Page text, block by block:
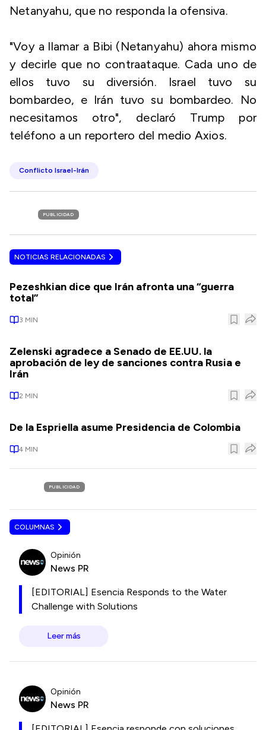
Netanyahu, que no responda la ofensiva.
"Voy a llamar a Bibi (Netanyahu) ahora mismo
y decirle que no contraataque. Cada uno de
ellos tuvo su diversión. Israel tuvo su
bombardeo, e Irán tuvo su bombardeo. No
necesitamos otro", declaró Trump por
teléfono a un reportero del medio Axios.
Conflicto Israel-Irán
PUBLICIDAD
NOTICIAS RELACIONADAS
Pezeshkian dice que Irán afronta una “guerra
total”
3 MIN
Zelenski agradece a Senado de EE.UU. la
aprobación de ley de sanciones contra Rusia e
Irán
2 MIN
De la Espriella asume Presidencia de Colombia
4 MIN
PUBLICIDAD
COLUMNAS
Opinión
News PR
[EDITORIAL] Esencia Responds to the Water
Challenge with Solutions
Leer más
Opinión
News PR